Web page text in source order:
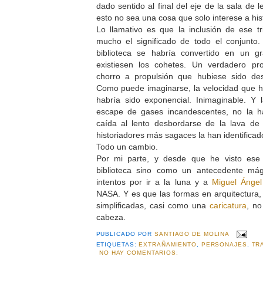
dado sentido al final del eje de la sala de
esto no sea una cosa que solo interese a
Lo llamativo es que la inclusión de ese
mucho el significado de todo el
biblioteca se habría convertido en un
existiesen los cohetes. Un verdadero
chorro a propulsión que hubiese sido
Como puede imaginarse, la velocidad que
habría sido exponencial. Inimaginable.
escape de gases incandescentes, no la
caída al lento desbordarse de la lava
historiadores más sagaces la han
Todo un cambio.
Por mi parte, y desde que he visto
biblioteca sino como un antecedente
intentos por ir a la luna y a Miguel Ángel
NASA. Y es que las formas en
simplificadas, casi como una caricatura ,
cabeza.
PUBLICADO PORSANTIAGO DE MOLINA
ETIQUETAS: EXTRAÑAMIENTO, PERSONAJES,
NO HAY COMENTARIOS: